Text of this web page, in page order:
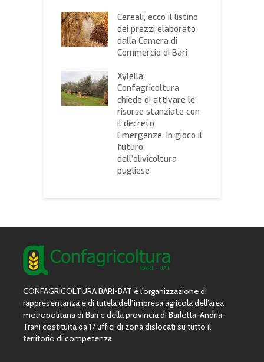
Cereali, ecco il listino
dei prezzi elaborato
dalla Camera di
Commercio di Bari
Xylella:
Confagricoltura
chiede di attivare le
risorse stanziate con
il decreto
Emergenze. In gioco il
futuro
dell’olivicoltura
pugliese
CONFAGRICOLTURA BARI-BAT è l’organizzazione di
rappresentanza e di tutela dell’impresa agricola dell’area
metropolitana di Bari e della provincia di Barletta-Andria-
Trani costituita da 17 uffici di zona dislocati su tutto il
territorio di competenza.